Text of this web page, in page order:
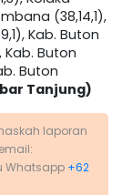
(38,14,1),
Kab. Buton
Kab. Buton
Buton
Tanjung)
laporan
Whatsapp +62